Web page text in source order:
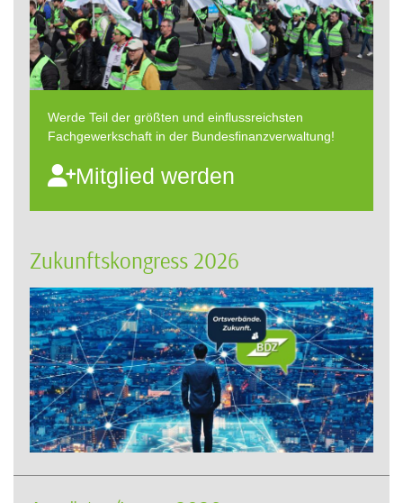
Werde Teil der größten und einflussreichsten
Fachgewerkschaft in der Bundesfinanzverwaltung!
Mitglied werden
Zukunftskongress 2026